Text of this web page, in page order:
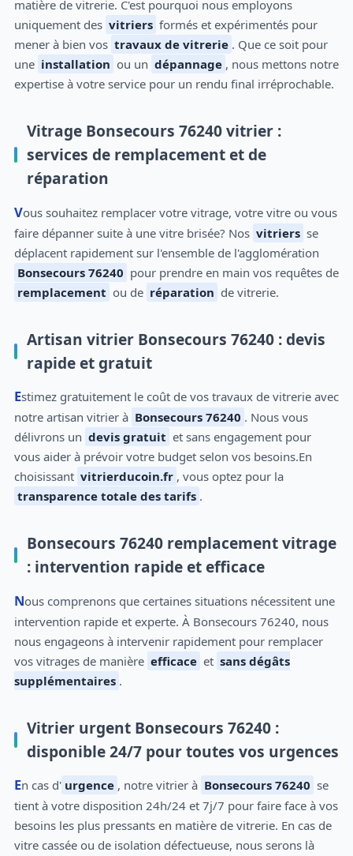
matière de vitrerie. C'est pourquoi nous employons
uniquement des vitriers formés et expérimentés pour
mener à bien vos travaux de vitrerie . Que ce soit pour
une installation ou un dépannage , nous mettons notre
expertise à votre service pour un rendu final irréprochable.
Vitrage Bonsecours 76240 vitrier :
services de remplacement et de
réparation
Vous souhaitez remplacer votre vitrage, votre vitre ou vous
faire dépanner suite à une vitre brisée? Nos vitriers se
déplacent rapidement sur l'ensemble de l'agglomération
Bonsecours 76240 pour prendre en main vos requêtes de
remplacement ou de réparation de vitrerie.
Artisan vitrier Bonsecours 76240 : devis
rapide et gratuit
Estimez gratuitement le coût de vos travaux de vitrerie avec
notre artisan vitrier à Bonsecours 76240 . Nous vous
délivrons un devis gratuit et sans engagement pour
vous aider à prévoir votre budget selon vos besoins.En
choisissant vitrierducoin.fr , vous optez pour la
transparence totale des tarifs .
Bonsecours 76240 remplacement vitrage
: intervention rapide et efficace
Nous comprenons que certaines situations nécessitent une
intervention rapide et experte. À Bonsecours 76240, nous
nous engageons à intervenir rapidement pour remplacer
vos vitrages de manière efficace et sans dégâts
supplémentaires .
Vitrier urgent Bonsecours 76240 :
disponible 24/7 pour toutes vos urgences
En cas d' urgence , notre vitrier à Bonsecours 76240 se
tient à votre disposition 24h/24 et 7j/7 pour faire face à vos
besoins les plus pressants en matière de vitrerie. En cas de
vitre cassée ou de isolation défectueuse, nous serons là